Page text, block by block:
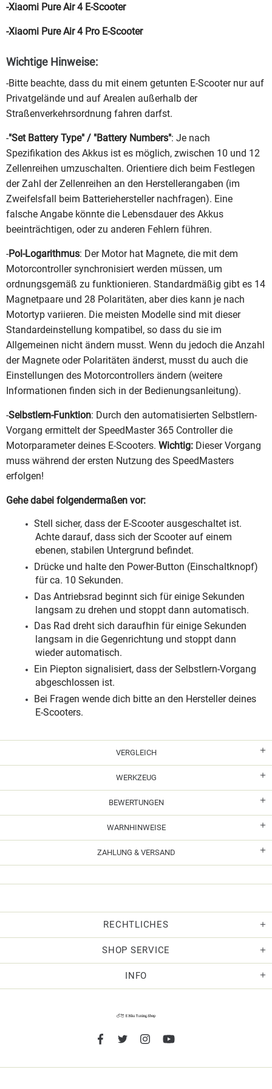
-Xiaomi Pure Air 4 E-Scooter
-Xiaomi Pure Air 4 Pro E-Scooter
Wichtige Hinweise:
-Bitte beachte, dass du mit einem getunten E-Scooter nur auf
Privatgelände und auf Arealen außerhalb der
Straßenverkehrsordnung fahren darfst.
-"Set Battery Type" / "Battery Numbers": Je nach
Spezifikation des Akkus ist es möglich, zwischen 10 und 12
Zellenreihen umzuschalten. Orientiere dich beim Festlegen
der Zahl der Zellenreihen an den Herstellerangaben (im
Zweifelsfall beim Batteriehersteller nachfragen). Eine
falsche Angabe könnte die Lebensdauer des Akkus
beeinträchtigen, oder zu anderen Fehlern führen.
-Pol-Logarithmus: Der Motor hat Magnete, die mit dem
Motorcontroller synchronisiert werden müssen, um
ordnungsgemäß zu funktionieren. Standardmäßig gibt es 14
Magnetpaare und 28 Polaritäten, aber dies kann je nach
Motortyp variieren. Die meisten Modelle sind mit dieser
Standardeinstellung kompatibel, so dass du sie im
Allgemeinen nicht ändern musst. Wenn du jedoch die Anzahl
der Magnete oder Polaritäten änderst, musst du auch die
Einstellungen des Motorcontrollers ändern (weitere
Informationen finden sich in der Bedienungsanleitung).
-Selbstlern-Funktion: Durch den automatisierten Selbstlern-
Vorgang ermittelt der SpeedMaster 365 Controller die
Motorparameter deines E-Scooters. Wichtig: Dieser Vorgang
muss während der ersten Nutzung des SpeedMasters
erfolgen!
Gehe dabei folgendermaßen vor:
Stell sicher, dass der E-Scooter ausgeschaltet ist.
Achte darauf, dass sich der Scooter auf einem
ebenen, stabilen Untergrund befindet.
Drücke und halte den Power-Button (Einschaltknopf)
für ca. 10 Sekunden.
Das Antriebsrad beginnt sich für einige Sekunden
langsam zu drehen und stoppt dann automatisch.
Das Rad dreht sich daraufhin für einige Sekunden
langsam in die Gegenrichtung und stoppt dann
wieder automatisch.
Ein Piepton signalisiert, dass der Selbstlern-Vorgang
abgeschlossen ist.
Bei Fragen wende dich bitte an den Hersteller deines
E-Scooters.
VERGLEICH
WERKZEUG
BEWERTUNGEN
WARNHINWEISE
ZAHLUNG & VERSAND
RECHTLICHES
SHOP SERVICE
INFO